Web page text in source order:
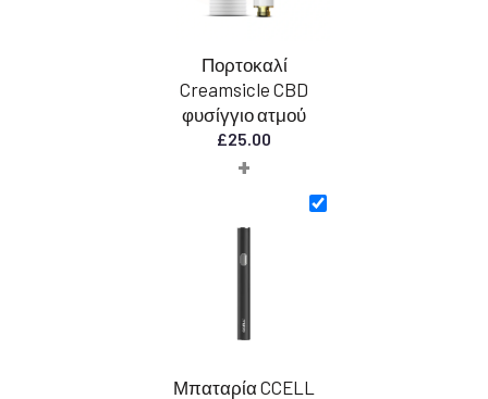
Πορτοκαλί
Creamsicle CBD
φυσίγγιο ατμού
£25.00
+
Μπαταρία CCELL